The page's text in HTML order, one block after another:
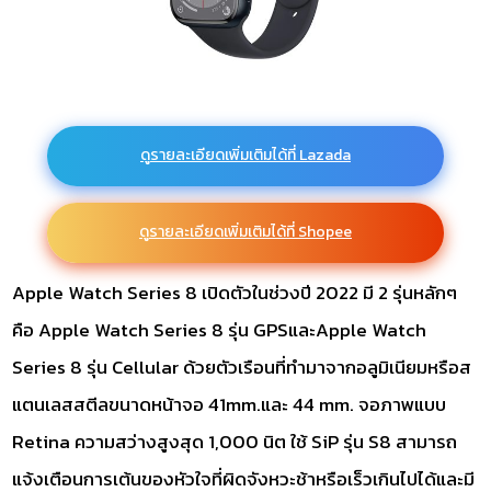
ดูรายละเอียดเพิ่มเติมได้ที่ Lazada
ดูรายละเอียดเพิ่มเติมได้ที่ Shopee
Apple Watch Series 8 เปิดตัวในช่วงปี 2022 มี 2 รุ่นหลักๆ
คือ Apple Watch Series 8 รุ่น GPSและApple Watch
Series 8 รุ่น Cellular ด้วยตัวเรือนที่ทำมาจากอลูมิเนียมหรือส
แตนเลสสตีลขนาดหน้าจอ 41mm.และ 44 mm. จอภาพแบบ
Retina ความสว่างสูงสุด 1,000 นิต ใช้ SiP รุ่น S8 สามารถ
แจ้งเตือนการเต้นของหัวใจที่ผิดจังหวะช้าหรือเร็วเกินไปได้และมี